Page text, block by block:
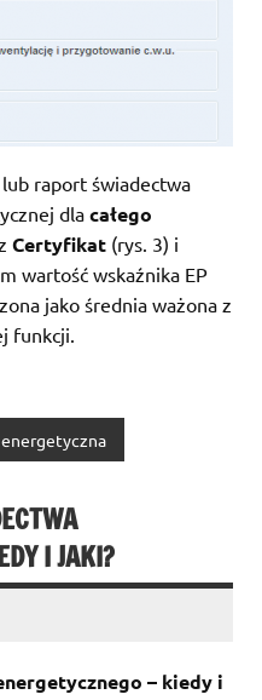
raport świadectwa
dla całego
Certyfikat (rys. 3) i
wartość wskaźnika EP
jako średnia ważona z
funkcji.
I JAKI?
– kiedy i